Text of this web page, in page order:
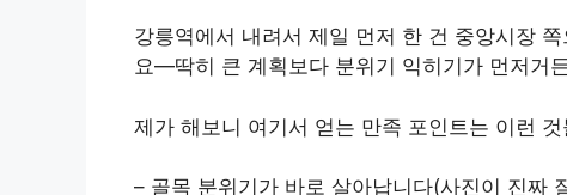
강릉역에서 내려서 제일 먼저 한 건 중앙시장
요—딱히 큰 계획보다 분위기 익히기가 먼저거
제가 해보니 여기서 얻는 만족 포인트는 이런 것
– 골목 분위기가 바로 살아납니다(사진이 진짜